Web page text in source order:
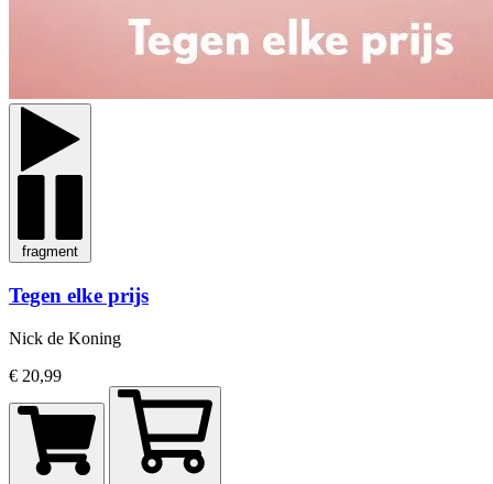
fragment
Tegen elke prijs
Nick de Koning
€ 20,99